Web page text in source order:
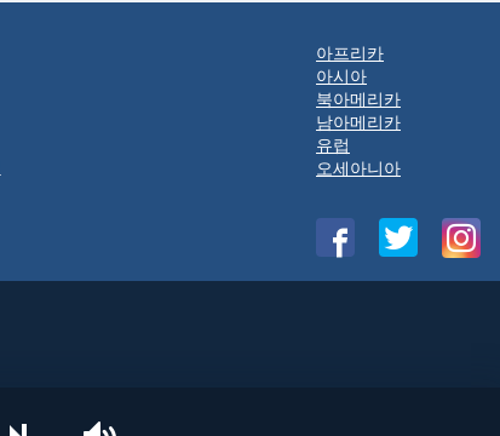
아프리카
아시아
북아메리카
남아메리카
유럽
오세아니아